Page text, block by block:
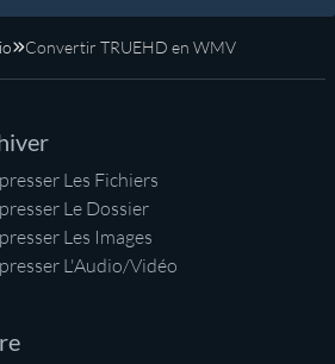
Convertir TRUEHD en WMV
Les Fichiers
Le Dossier
Les Images
L'Audio/Vidéo